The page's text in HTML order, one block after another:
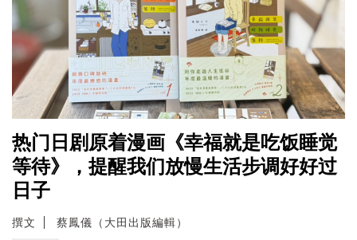
热门日剧原着漫画《幸福就是吃饭睡觉
等待》，提醒我们放慢生活步调好好过
日子
撰文 蔡鳳儀（大田出版編輯）